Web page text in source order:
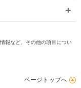
報など、その他の項目につい
ページトップへ